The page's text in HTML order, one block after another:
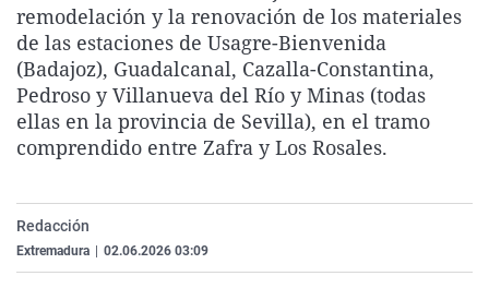
La rosa de los vientos
Gente viajera
Como el perro y el
Caso
Retornados
Equipo de
Operación Viuda
Extremadura
Galicia
La Rioja
Navarra
Virales
Televisión
Elecciones
remodelación y la renovación de los materiales
de las estaciones de Usagre-Bienvenida
(Badajoz), Guadalcanal, Cazalla-Constantina,
Pedroso y Villanueva del Río y Minas (todas
ellas en la provincia de Sevilla), en el tramo
comprendido entre Zafra y Los Rosales.
Redacción
Extremadura 02.06.2026 03:09